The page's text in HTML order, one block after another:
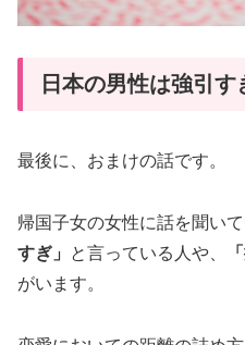
日本の男性は強引す
最後に、おまけの話です。
帰国子女の女性に話を聞い
すぎ」
と言っている人や、
がいます。